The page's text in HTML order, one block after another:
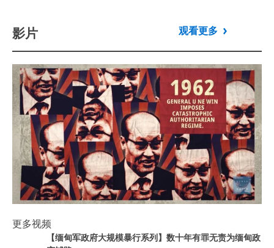
影片 观看更多
Play
【缅甸军政府大规模暴行系列】数十年
更多视频
Play video【缅甸军政府大规模暴行系列】数十年有罪无责为缅甸政